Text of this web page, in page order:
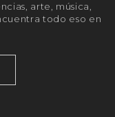
arte, música,
todo eso en